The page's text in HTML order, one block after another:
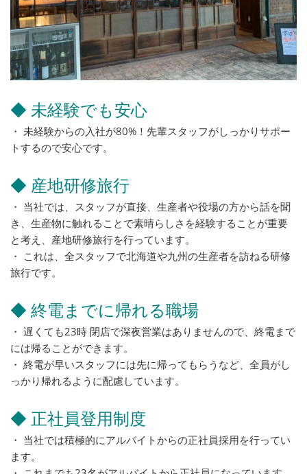
◆ 未経験でも安心
・ 未経験からの入社が80%！先輩スタッフがしっかりサポー
トするので安心です。
◆ 産地研修旅行
・ 当社では、スタッフが直接、生産者や役場の方から話を聞
き、生産物に触れることで素晴らしさを経験することが重要
と考え、産地研修旅行を行っています。
・ これは、全スタッフで北海道や九州の生産者を訪ねる研修
旅行です。
◆ 終電までに帰れる職場
・ 遅くても23時 閉店で深夜営業はありませんので、終電まで
には帰ることができます。
・ 終電が早いスタッフには先に帰ってもらうなど、全員がし
っかり帰れるように配慮しています。
◆ 正社員登用制度
・ 当社では積極的にアルバイトからの正社員採用を行ってい
ます。